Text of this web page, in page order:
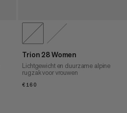
Trion 28 Women
Lichtgewicht en duurzame alpine
rugzak voor vrouwen
€160